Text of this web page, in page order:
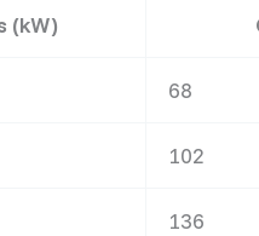
(kW)
68
102
136